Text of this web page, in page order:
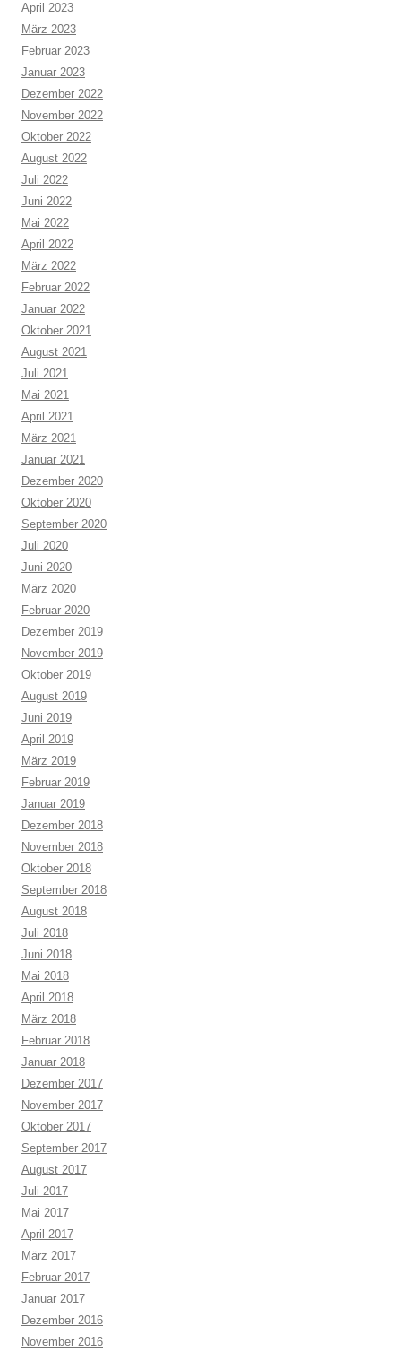
April 2023
März 2023
Februar 2023
Januar 2023
Dezember 2022
November 2022
Oktober 2022
August 2022
Juli 2022
Juni 2022
Mai 2022
April 2022
März 2022
Februar 2022
Januar 2022
Oktober 2021
August 2021
Juli 2021
Mai 2021
April 2021
März 2021
Januar 2021
Dezember 2020
Oktober 2020
September 2020
Juli 2020
Juni 2020
März 2020
Februar 2020
Dezember 2019
November 2019
Oktober 2019
August 2019
Juni 2019
April 2019
März 2019
Februar 2019
Januar 2019
Dezember 2018
November 2018
Oktober 2018
September 2018
August 2018
Juli 2018
Juni 2018
Mai 2018
April 2018
März 2018
Februar 2018
Januar 2018
Dezember 2017
November 2017
Oktober 2017
September 2017
August 2017
Juli 2017
Mai 2017
April 2017
März 2017
Februar 2017
Januar 2017
Dezember 2016
November 2016